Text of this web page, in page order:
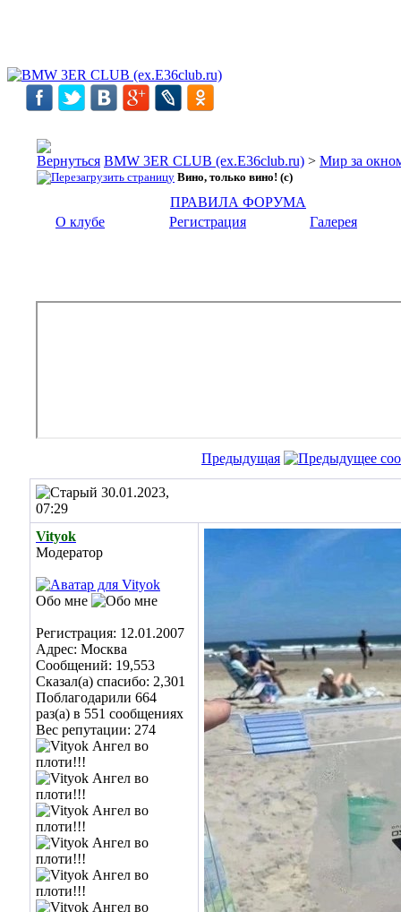
BMW 3ER CLUB (ex.E36club.ru) > Мир за
Вино, только вино! (с)
ПРАВИЛА ФОРУМА
О клубе
Регистрация Галерея
Предыдущая
30.01.2023,
07:29
Vityok
Модератор
Обо мне
Регистрация: 12.01.2007
Адрес: Москва
Сообщений: 19,553
Сказал(а) спасибо: 2,301
Поблагодарили 664
раз(а) в 551 сообщениях
Вес репутации: 274